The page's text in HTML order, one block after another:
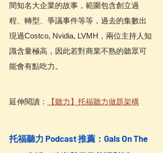
間知名大企業的故事，範圍包含創立過
程、轉型、爭議事件等等，過去的集數出
現過Costco, Nvidia, LVMH，兩位主持人知
識含量極高，因此若對商業不熟的聽眾可
能會有點吃力。
延伸閱讀： 【聽力】托福聽力做題架構
托福聽力 Podcast 推薦：Gals On The